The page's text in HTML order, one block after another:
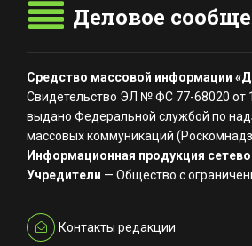
Деловое
Средство массовой информации
Свидетельство ЭЛ № ФС 77-68020 от
выдано Федеральной службой по
массовых коммуникаций
Информационная продукция
Учредители — Общество с
Контакты редакции